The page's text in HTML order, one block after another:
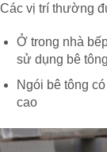
Các vị trí thường
Ở trong nhà
sử dụng bê
Ngói bê tông
cao